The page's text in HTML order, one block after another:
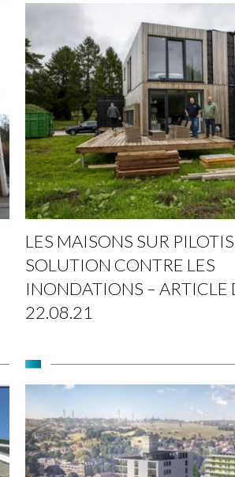
LES MAISONS SUR
SOLUTION CONTRE LES
INONDATIONS – ARTICLE
22.08.21